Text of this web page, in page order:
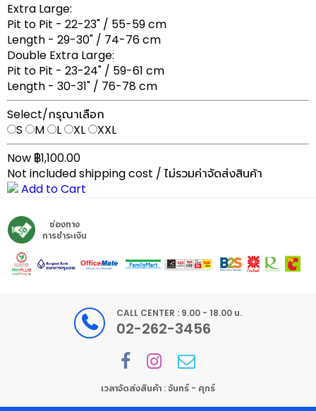
Extra Large:
Pit to Pit - 22-23" / 55-59 cm
Length - 29-30" / 74-76 cm
Double Extra Large:
Pit to Pit - 23-24" / 59-61 cm
Length - 30-31" / 76-78 cm
Select/กรุณาเลือก
S
M L XL
XXL
Now ฿1,100.00
Not included shipping cost / ไม่รวมค่าจัดส่งสินค้า
Add to Cart
ช่องทาง
การชำระเงิน
CALL CENTER : 9.00 - 18.00 น.
02-262-3456
เวลาจัดส่งสินค้า : จันทร์ - ศุกร์